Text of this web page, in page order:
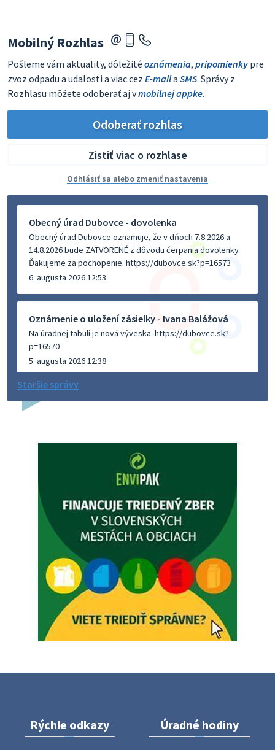
Mobilný Rozhlas
Pošleme vám aktuality, dôležité oznámenia, pripomienky pre
zvoz odpadu a udalosti a viac cez E-maila SMS. Správy z
Rozhlasu môžete odoberať aj vmobilnej appke.
Odoberať rozhlas
Zistiť viac o rozhlase
Odhlásiť sa alebo zmeniť nastavenia
Obecný úrad Dubovce - dovolenka
Obecný úrad Dubovce oznamuje, že v dňoch 7.8.2026 a
14.8.2026 bude ZATVORENÉ z dôvodu čerpania dovolenky.
Ďakujeme za pochopenie. https://dubovce.sk?p=16573
6. augusta 2026 12:53
Oznámenie o uložení zásielky - Ivana Balážová
Na úradnej tabuli je nová výveska. https://dubovce.sk?
p=16570
5. augusta 2026 12:38
Dovolenka - MUDr. Marián Sivoň
budeZATVORENÁ z dôvodu čerpania dovolenky. Akútne
prípady bude riešiť MUDr.Fisch…
Zajtrajší zvoz odpadu
Vážený občan, zajtra 5. 8. sa bude zvážať komunálny odpad.
4. augusta 2026 15:30
Dnešný zvoz odpadu
Vážený občan, dnes 5. 8. sa zváža komunálny odpad.
5. augusta 2026 05:00
ZBER ŽELEZA
Staršie správy
Rýchle odkazy Úradné hodiny